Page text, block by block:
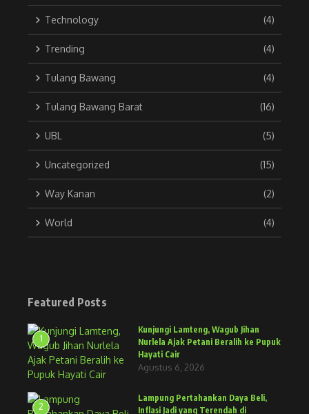
Technology (4)
Trending (4)
Tulang Bawang (4)
Tulang Bawang Barat (16)
UBL (5)
Uncategorized (15)
Way Kanan (2)
World (4)
Featured Posts
1
Kunjungi Lamteng, Wagub Jihan
Nurlela Ajak Petani Beralih ke Pupuk
Hayati Cair
Agustus 6, 2026
2
Lampung Pertahankan Daya Beli,
Inflasi Jadi yang Terendah di